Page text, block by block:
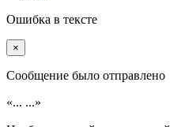
Ошибка в тексте
×
Cообщение было отправлено
«... ...»